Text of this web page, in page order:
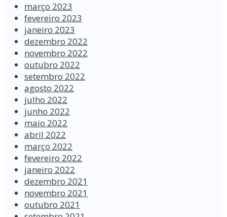
março 2023
fevereiro 2023
janeiro 2023
dezembro 2022
novembro 2022
outubro 2022
setembro 2022
agosto 2022
julho 2022
junho 2022
maio 2022
abril 2022
março 2022
fevereiro 2022
janeiro 2022
dezembro 2021
novembro 2021
outubro 2021